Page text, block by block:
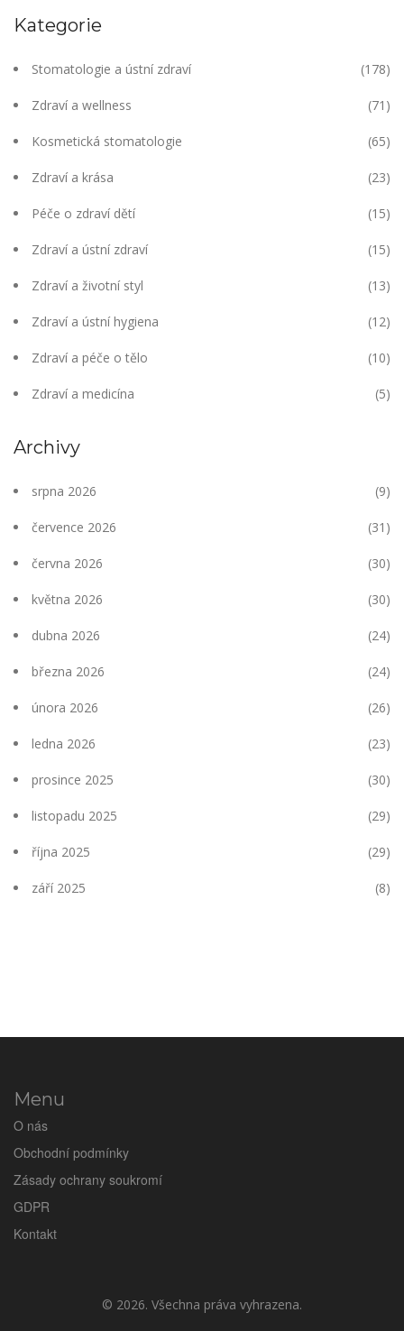
Kategorie
Stomatologie a ústní zdraví (178)
Zdraví a wellness (71)
Kosmetická stomatologie (65)
Zdraví a krása (23)
Péče o zdraví dětí (15)
Zdraví a ústní zdraví (15)
Zdraví a životní styl (13)
Zdraví a ústní hygiena (12)
Zdraví a péče o tělo (10)
Zdraví a medicína (5)
Archivy
srpna 2026 (9)
července 2026 (31)
června 2026 (30)
května 2026 (30)
dubna 2026 (24)
března 2026 (24)
února 2026 (26)
ledna 2026 (23)
prosince 2025 (30)
listopadu 2025 (29)
října 2025 (29)
září 2025 (8)
Menu
O nás
Obchodní podmínky
Zásady ochrany soukromí
GDPR
Kontakt
© 2026. Všechna práva vyhrazena.